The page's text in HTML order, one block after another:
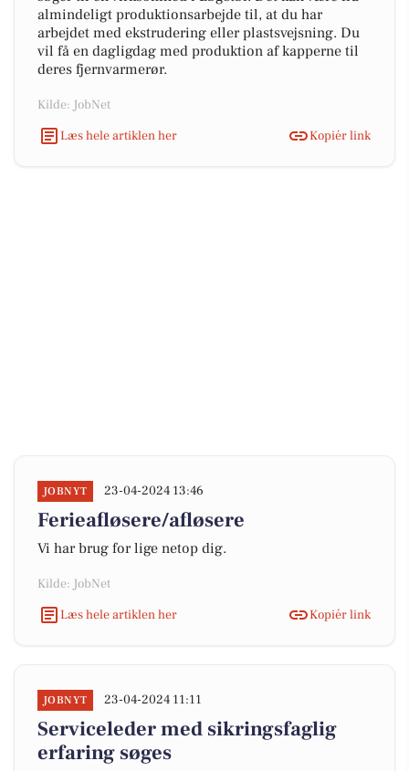
almindeligt produktionsarbejde til, at du har
arbejdet med ekstrudering eller plastsvejsning. Du
vil få en dagligdag med produktion af kapperne til
deres fjernvarmerør.
Kilde: JobNet
Læs hele artiklen her
Kopiér link
JOBNYT 23-04-2024 13:46
Ferieafløsere/afløsere
Vi har brug for lige netop dig.
Kilde: JobNet
Læs hele artiklen her
Kopiér link
JOBNYT 23-04-2024 11:11
Serviceleder med sikringsfaglig
erfaring søges